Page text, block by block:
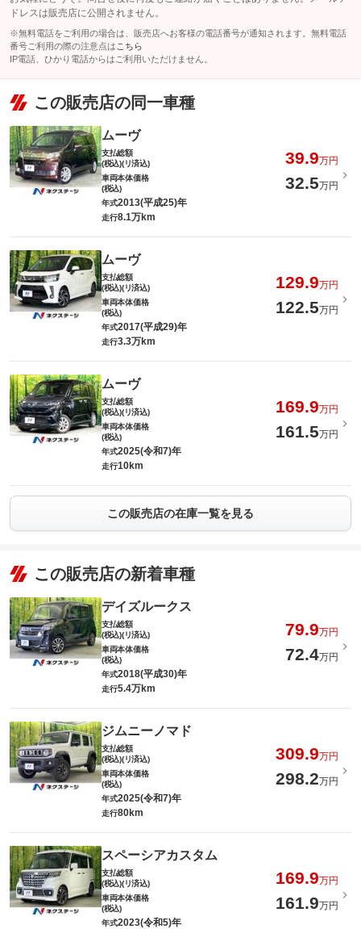
ドレスは販売店に公開されません。
※無料電話をご利用の場合は、販売店へお客様の電話番号が通知されます。無料電話
番号ご利用の際の注意点は こちら
IP電話、ひかり電話からはご利用いただけません。
この販売店の同一車種
ムーヴ
支払総額
(税込)(リ済込)
39.9万円
車両本体価格
(税込)
32.5万円
年式2013(平成25)年
走行8.1万km
ムーヴ
支払総額
(税込)(リ済込)
129.9万円
車両本体価格
(税込)
122.5万円
年式2017(平成29)年
走行3.3万km
ムーヴ
支払総額
(税込)(リ済込)
169.9万円
車両本体価格
(税込)
161.5万円
年式2025(令和7)年
走行10km
この販売店の在庫一覧を見る
この販売店の新着車種
デイズルークス
支払総額
(税込)(リ済込)
79.9万円
車両本体価格
(税込)
72.4万円
年式2018(平成30)年
走行5.4万km
ジムニーノマド
支払総額
(税込)(リ済込)
309.9万円
車両本体価格
(税込)
298.2万円
年式2025(令和7)年
走行80km
スペーシアカスタム
支払総額
(税込)(リ済込)
169.9万円
車両本体価格
(税込)
161.9万円
年式2023(令和5)年